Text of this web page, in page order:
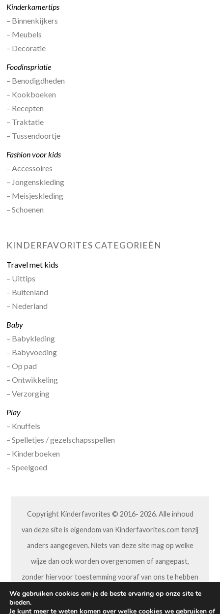
Kinderkamertips
– Binnenkijkers
– Meubels
– Decoratie
Foodinspriatie
– Benodigdheden
– Kookboeken
– Recepten
– Traktatie
– Tussendoortje
Fashion voor kids
– Accessoires
– Jongenskleding
– Meisjeskleding
– Schoenen
KINDERFAVORITES CATEGORIEËN
Travel met kids
– Uittips
– Buitenland
– Nederland
Baby
– Babykleding
– Babyvoeding
– Op pad
– Ontwikkeling
– Verzorging
Play
– Knuffels
– Spelletjes / gezelschapsspellen
– Kinderboeken
– Speelgoed
Copyright Kinderfavorites © 2016- 2026. Alle inhoud
van deze site is eigendom van Kinderfavorites.com tenzij
anders aangegeven. Niets van deze site mag op welke
wijze dan ook worden overgenomen of aangepast,
zonder hiervoor toestemming vooraf van ons te hebben
gekregen.
We gebruiken cookies om je de beste ervaring op onze site te
bieden.
Je kunt meer te weten komen over welke cookies we gebruiken of